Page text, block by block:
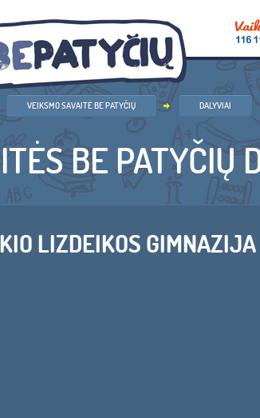
VEIKSMO SAVAITĖ BE PATYČIŲ DALYVIAI
BE PATYČIŲ
LIZDEIKOS GIMNAZIJA